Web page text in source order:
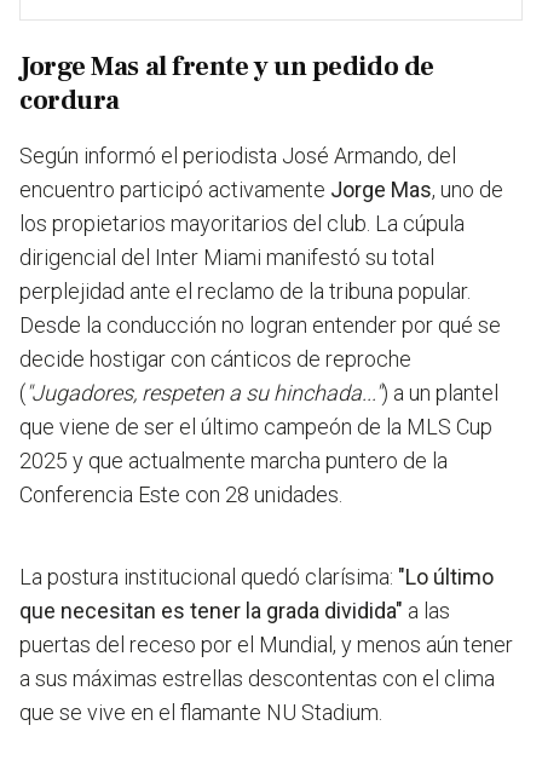
Jorge Mas al frente y un pedido de
cordura
Según informó el periodista José Armando, del
encuentro participó activamente Jorge Mas, uno de
los propietarios mayoritarios del club. La cúpula
dirigencial del Inter Miami manifestó su total
perplejidad ante el reclamo de la tribuna popular.
Desde la conducción no logran entender por qué se
decide hostigar con cánticos de reproche
("Jugadores, respeten a su hinchada...") a un plantel
que viene de ser el último campeón de la MLS Cup
2025 y que actualmente marcha puntero de la
Conferencia Este con 28 unidades.
La postura institucional quedó clarísima: "Lo último
que necesitan es tener la grada dividida" a las
puertas del receso por el Mundial, y menos aún tener
a sus máximas estrellas descontentas con el clima
que se vive en el flamante NU Stadium.